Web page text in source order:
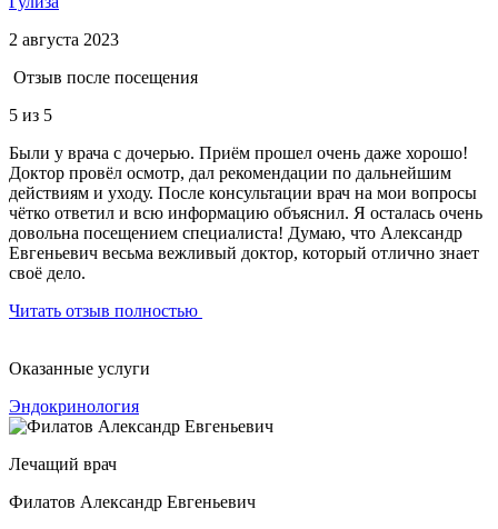
2 августа 2023
Отзыв после посещения
5 из 5
Были у врача с дочерью. Приём прошел очень даже хорошо!
Доктор провёл осмотр, дал рекомендации по дальнейшим
действиям и уходу. После консультации врач на мои вопросы
чётко ответил и всю информацию объяснил. Я осталась очень
довольна посещением специалиста! Думаю, что Александр
Евгеньевич весьма вежливый доктор, который отлично знает
своё дело.
Читать отзыв полностью
Оказанные услуги
Эндокринология
Лечащий врач
Филатов Александр Евгеньевич